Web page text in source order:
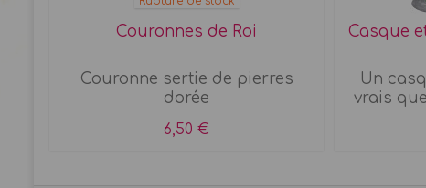
Couronnes de Roi
Couronne sertie de pierres
dorée
6,50 €
Casque
Un
vrais